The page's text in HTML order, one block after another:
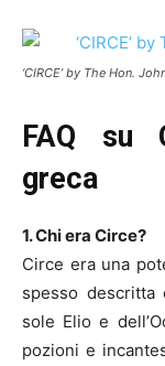
‘CIRCE’ by The Hon.
FAQ su
greca
1. Chi era Circe?
Circe era una
spesso
sole Elio e
pozioni e